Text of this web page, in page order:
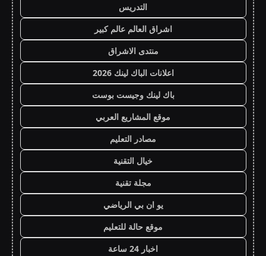
التدريس
اشراق العالم عالم كبير
منتدى الاشراق
اعلانات الباك لينك 2026
باك لينك وجيست بوست
موقع المشاريع العربي
مصادر التعليم
خيال التقنية
مجلة تقنية
يو ان بي الرياضي
موقع حالة للتعليم
اخبار 24 ساعة